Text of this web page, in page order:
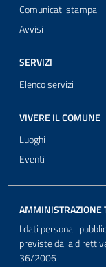
Comunicati stampa
Avvisi
SERVIZI
Elenco servizi
VIVERE IL COMUNE
Luoghi
Eventi
AMMINISTRAZIONE
I dati personali
previste dalla
36/2006